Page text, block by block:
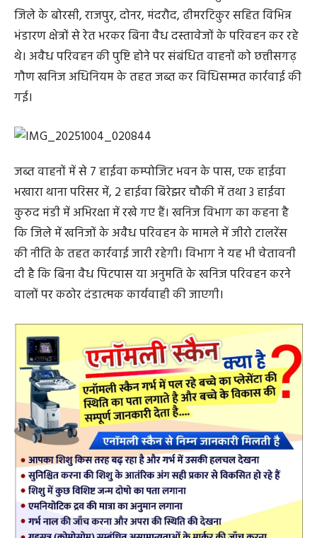
जिला खनिज अधिकारी से प्राप्त जानकारी के अनुसार, ये हाईवा
जिले के बोरसी, राजपुर, दोनर, मंदरौद, ढीमरटिकुर सहित विभिन्न
भंडारण क्षेत्रों से रेत भरकर बिना वैध दस्तावेजों के परिवहन कर रहे
थे। अवैध परिवहन की पुष्टि होने पर संबंधित वाहनों को छत्तीसगढ़
गौण खनिज अधिनियम के तहत जब्त कर विधिसम्मत कार्रवाई की
जब्त वाहनों में से 7 हाईवा कम्पोजिट भवन के पास, एक हाईवा
भखारा थाना परिसर में, 2 हाईवा बिरेझर चौकी में तथा 3 हाईवा
कुरुद मंडी में अभिरक्षा में रखे गए हैं। खनिज विभाग का कहना है
कि जिले में खनिजों के अवैध परिवहन के मामले में जीरो टालरेंस
की नीति के तहत कार्रवाई जारी रहेगी। विभाग ने यह भी चेतावनी
दी है कि बिना वैध पिटपास या अनुमति के खनिज परिवहन करने